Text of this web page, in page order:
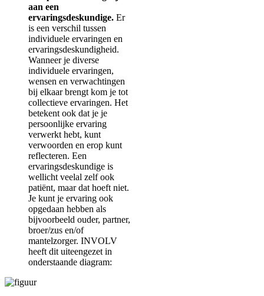
aan een
ervaringsdeskundige. Er
is een verschil tussen
individuele ervaringen en
ervaringsdeskundigheid.
Wanneer je diverse
individuele ervaringen,
wensen en verwachtingen
bij elkaar brengt kom je tot
collectieve ervaringen. Het
betekent ook dat je je
persoonlijke ervaring
verwerkt hebt, kunt
verwoorden en erop kunt
reflecteren. Een
ervaringsdeskundige is
wellicht veelal zelf ook
patiënt, maar dat hoeft niet.
Je kunt je ervaring ook
opgedaan hebben als
bijvoorbeeld ouder, partner,
broer/zus en/of
mantelzorger. INVOLV
heeft dit uiteengezet in
onderstaande diagram: